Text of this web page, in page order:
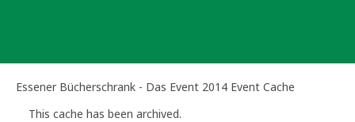
Essener Bücherschrank - Das Event 2014 Event Cache
This cache has been archived.